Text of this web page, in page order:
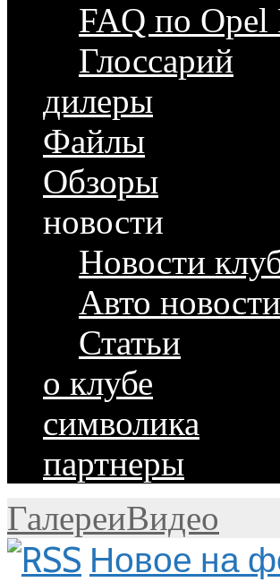
FAQ по
Глоссарий
дилеры
Файлы
Обзоры
новости
Новости
Авто новости
Статьи
о клубе
символика
партнеры
ГалереиВидео
Новое на